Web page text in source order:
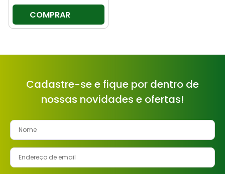
COMPRAR
Cadastre-se e fique por dentro de
nossas novidades e ofertas!